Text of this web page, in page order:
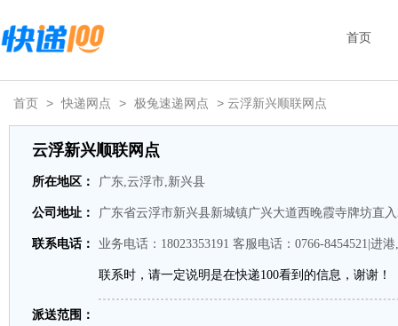
首页
首页 > 快递网点 > 极兔速递网点 > 云浮新兴顺联网点
云浮新兴顺联网点
所在地区： 广东,云浮市,新兴县
公司地址： 广东省云浮市新兴县新城镇广兴大道西晚霞寺牌坊直入
联系电话： 业务电话：18023353191 客服电话：0766-8454521|进港
联系时，请一定说明是在快递100看到的信息，谢谢！
派送范围：